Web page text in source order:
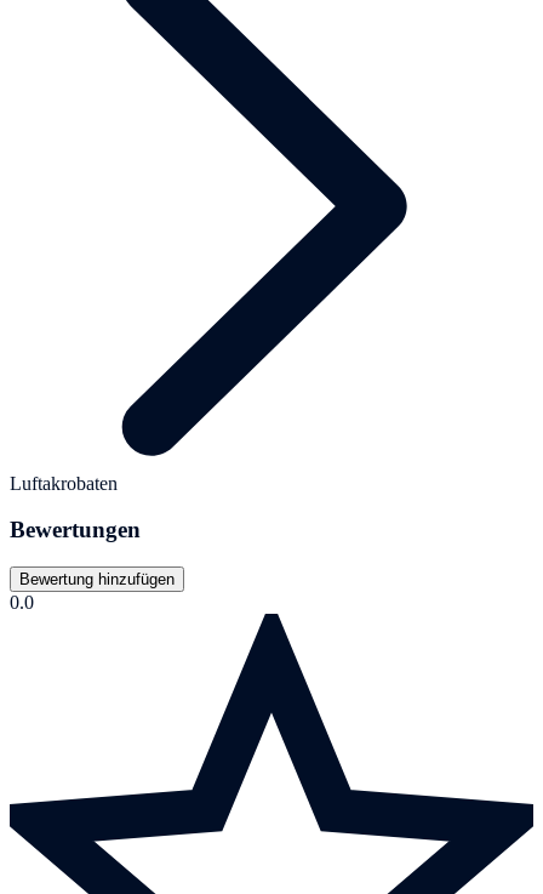
Luftakrobaten
Bewertungen
Bewertung hinzufügen
0.0